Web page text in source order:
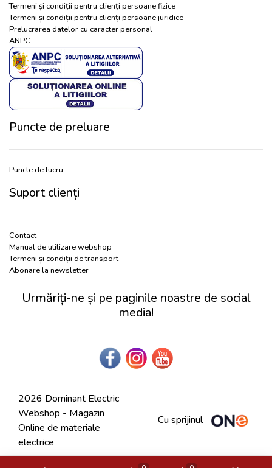
Termeni și condiții pentru clienți persoane fizice
Termeni și condiții pentru clienți persoane juridice
Prelucrarea datelor cu caracter personal
ANPC
Puncte de preluare
Puncte de lucru
Suport clienți
Contact
Manual de utilizare webshop
Termeni și condiții de transport
Abonare la newsletter
Urmăriți-ne și pe paginile noastre de social
media!
2026 Dominant Electric
Webshop - Magazin
Online de materiale
electrice
Cu sprijinul